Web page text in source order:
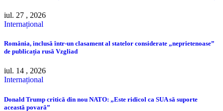
iul. 27 , 2026
Internațional
România, inclusă într-un clasament al statelor considerate „neprietenoase”
de publicația rusă Vzgliad
iul. 14 , 2026
Internațional
Donald Trump critică din nou NATO: „Este ridicol ca SUA să suporte
această povară”